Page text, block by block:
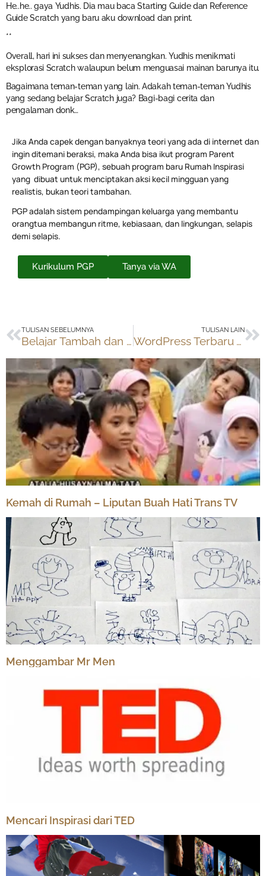
He..he.. gaya Yudhis. Dia mau baca Starting Guide dan Reference
Guide Scratch yang baru aku download dan print.
**
Overall, hari ini sukses dan menyenangkan. Yudhis menikmati
eksplorasi Scratch walaupun belum menguasai mainan barunya itu.
Bagaimana teman-teman yang lain. Adakah teman-teman Yudhis
yang sedang belajar Scratch juga? Bagi-bagi cerita dan
pengalaman donk…
Jika Anda capek dengan banyaknya teori yang ada di internet dan
ingin ditemani beraksi, maka Anda bisa ikut program Parent
Growth Program (PGP), sebuah program baru Rumah Inspirasi
yang dibuat untuk menciptakan aksi kecil mingguan yang
realistis, bukan teori tambahan.
PGP adalah sistem pendampingan keluarga yang membantu
orangtua membangun ritme, kebiasaan, dan lingkungan, selapis
demi selapis.
Kurikulum PGP Tanya via WA
Prev
TULISAN SEBELUMNYA
Belajar Tambah dan Kurang
TULISAN LAIN
WordPress Terbaru versi 3.0
Kemah di Rumah – Liputan Buah Hati Trans TV
Menggambar Mr Men
Mencari Inspirasi dari TED